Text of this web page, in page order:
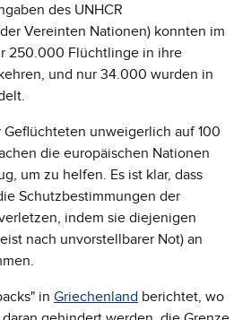
des UNHCR
Vereinten Nationen) konnten im
250.000 Flüchtlinge in ihre
und nur 34.000 wurden in
Geflüchteten unweigerlich auf 100
die europäischen Nationen
um zu helfen. Es ist klar, dass
Schutzbestimmungen der
indem sie diejenigen
nach unvorstellbarer Not) an
in Griechenland berichtet, wo